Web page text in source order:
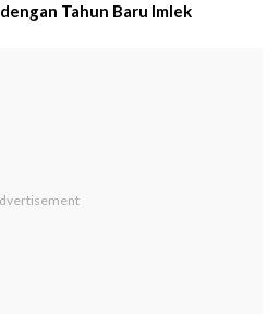
dengan Tahun Baru Imlek